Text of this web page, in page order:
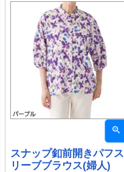
スナップ釦前開きパフス
リーブブラウス(婦人)